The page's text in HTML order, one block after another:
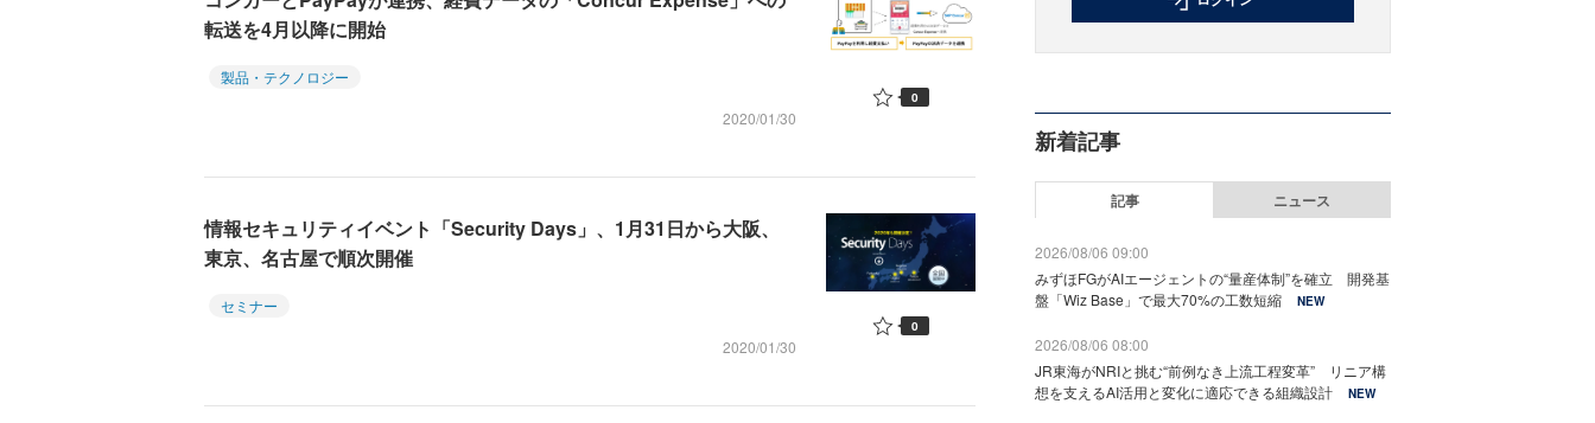
転送を4月以降に開始
製品・テクノロジー
2020/01/30
0
情報セキュリティイベント「Security Days」、1月31日から大阪、
東京、名古屋で順次開催
セミナー
2020/01/30
0
新着記事
記事 ニュース
2026/08/06 09:00
みずほFGがAIエージェントの“量産体制”を確立 開発基
盤「Wiz Base」で最大70%の工数短縮
NEW
2026/08/06 08:00
JR東海がNRIと挑む“前例なき上流工程変革” リニア構
想を支えるAI活用と変化に適応できる組織設計
NEW